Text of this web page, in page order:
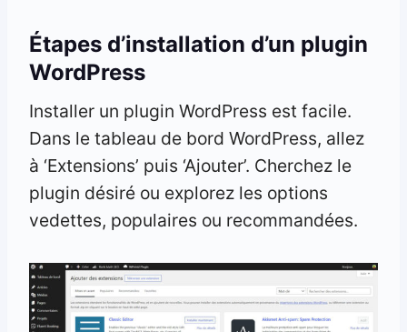
Étapes d’installation d’un plugin
WordPress
Installer un plugin WordPress est facile.
Dans le tableau de bord WordPress, allez
à ‘Extensions’ puis ‘Ajouter’. Cherchez le
plugin désiré ou explorez les options
vedettes, populaires ou recommandées.